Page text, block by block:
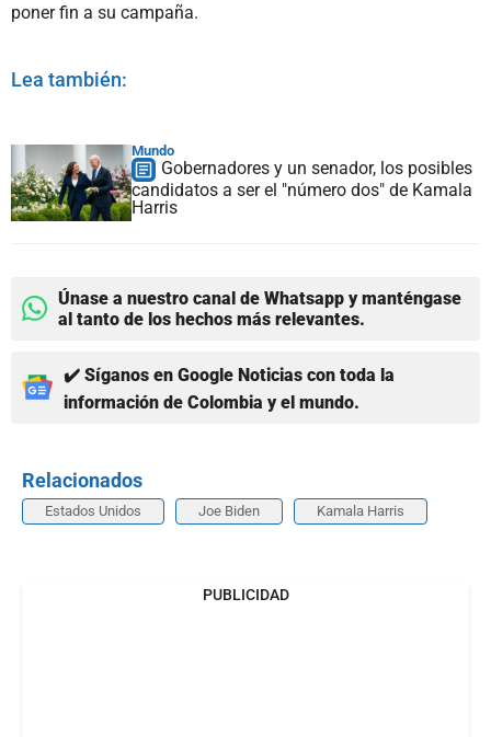
poner fin a su campaña.
Lea también:
Mundo
Gobernadores y un senador, los posibles
candidatos a ser el "número dos" de Kamala
Harris
Únase a nuestro canal de Whatsapp y manténgase
al tanto de los hechos más relevantes.
✔️ Síganos en Google Noticias con toda la
información de Colombia y el mundo.
Relacionados
Estados Unidos Joe Biden Kamala Harris
PUBLICIDAD